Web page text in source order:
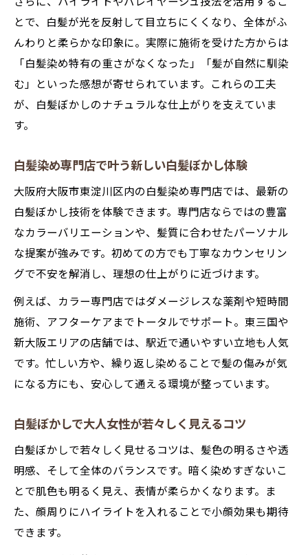
とで、白髪が光を反射して目立ちにくくなり、全体がふ
んわりと柔らかな印象に。実際に施術を受けた方からは
「白髪染め特有の重さがなくなった」「髪が自然に馴染
む」といった感想が寄せられています。これらの工夫
が、白髪ぼかしのナチュラルな仕上がりを支えていま
す。
白髪染め専門店で叶う新しい白髪ぼかし体験
大阪府大阪市東淀川区内の白髪染め専門店では、最新の
白髪ぼかし技術を体験できます。専門店ならではの豊富
なカラーバリエーションや、髪質に合わせたパーソナル
な提案が強みです。初めての方でも丁寧なカウンセリン
グで不安を解消し、理想の仕上がりに近づけます。
例えば、カラー専門店ではダメージレスな薬剤や短時間
施術、アフターケアまでトータルでサポート。東三国や
新大阪エリアの店舗では、駅近で通いやすい立地も人気
です。忙しい方や、繰り返し染めることで髪の傷みが気
になる方にも、安心して通える環境が整っています。
白髪ぼかしで大人女性が若々しく見えるコツ
白髪ぼかしで若々しく見せるコツは、髪色の明るさや透
明感、そして全体のバランスです。暗く染めすぎないこ
とで肌色も明るく見え、表情が柔らかくなります。ま
た、顔周りにハイライトを入れることで小顔効果も期待
できます。